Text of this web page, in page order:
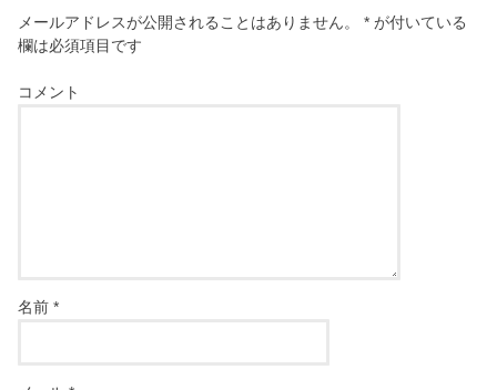
メールアドレスが公開されることはありません。 * が付いている
欄は必須項目です
コメント
名前*